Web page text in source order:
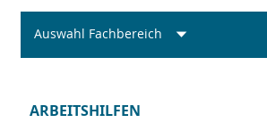
Auswahl Fachbereich
ARBEITSHILFEN